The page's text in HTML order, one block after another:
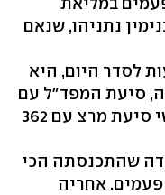
נתניהו, שנאם
לסדר היום, היא
אחריה, סיעת המפד"ל עם
374 הצעות לסדר ובמקום השלישי סיעת מרצ עם 362
שהתכנסתה הכי
הרבה פעמים מבין הוועדות - 111 פעמים. אחריה